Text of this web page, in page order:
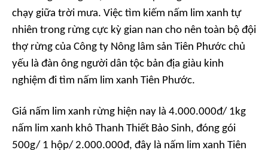
chạy giữa trời mưa. Việc tìm kiếm nấm lim xanh tự
nhiên trong rừng cực kỳ gian nan cho nên toàn bộ đội
thợ rừng của Công ty Nông lâm sản Tiên Phước chủ
yếu là đàn ông người dân tộc bản địa giàu kinh
nghiệm đi tìm nấm lim xanh Tiên Phước.
Giá nấm lim xanh rừng hiện nay là 4.000.000đ/ 1kg
nấm lim xanh khô Thanh Thiết Bảo Sinh, đóng gói
500g/ 1 hộp/ 2.000.000đ, đây là nấm lim xanh Tiên